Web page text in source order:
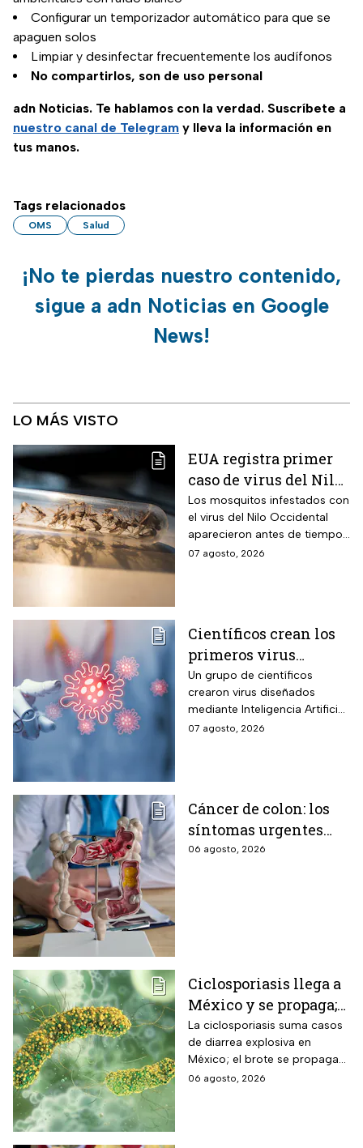
Configurar un temporizador automático para que se
apaguen solos
Limpiar y desinfectar frecuentemente los audífonos
No compartirlos, son de uso personal
adn Noticias. Te hablamos con la verdad. Suscríbete a
nuestro canal de Telegram y lleva la información en
tus manos.
Tags relacionados
OMS Salud
¡No te pierdas nuestro contenido,
sigue a adn Noticias en Google
News!
LO MÁS VISTO
EUA registra primer
caso de virus del Nilo
Occidental de 2026
Los mosquitos infestados con
el virus del Nilo Occidental
aparecieron antes de tiempo
en EUA; ya se registró el
07 agosto, 2026
Científicos crean los
primeros virus
diseñados por la IA,
¿son peligrosos para
los humanos?
Un grupo de científicos
crearon virus diseñados
mediante Inteligencia Artificial
pero se han encendido las
07 agosto, 2026
Cáncer de colon: los
síntomas urgentes
que te advierten que
06 agosto, 2026
Ciclosporiasis llega a
México y se propaga;
activan protocolos
para revisar frutas y
verduras
La ciclosporiasis suma casos
de diarrea explosiva en
México; el brote se propaga
en el territorio nacional
06 agosto, 2026